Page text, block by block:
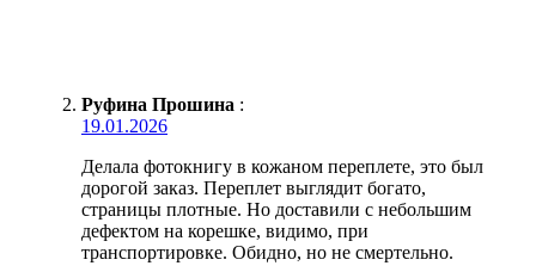
Руфина Прошина :
19.01.2026
Делала фотокнигу в кожаном переплете, это был
дорогой заказ. Переплет выглядит богато,
страницы плотные. Но доставили с небольшим
дефектом на корешке, видимо, при
транспортировке. Обидно, но не смертельно.